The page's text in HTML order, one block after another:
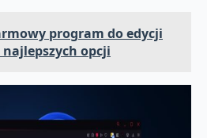
program do edycji
najlepszych opcji